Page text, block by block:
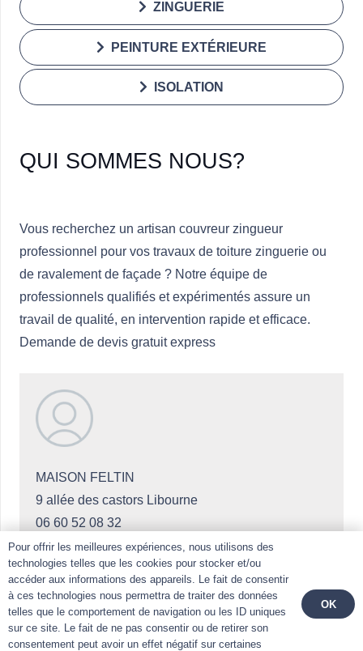
ZINGUERIE
PEINTURE EXTÉRIEURE
ISOLATION
QUI SOMMES NOUS?
Vous recherchez un artisan couvreur zingueur
professionnel pour vos travaux de toiture zinguerie ou
de ravalement de façade ? Notre équipe de
professionnels qualifiés et expérimentés assure un
travail de qualité, en intervention rapide et efficace.
Demande de devis gratuit express
MAISON FELTIN
9 allée des castors Libourne
06 60 52 08 32
✓ Immatriculé au RCS: 81503010100019
Dirigé par
Joy FELTIN
Pour offrir les meilleures expériences, nous utilisons des
technologies telles que les cookies pour stocker et/ou
accéder aux informations des appareils. Le fait de consentir
à ces technologies nous permettra de traiter des données
telles que le comportement de navigation ou les ID uniques
sur ce site. Le fait de ne pas consentir ou de retirer son
consentement peut avoir un effet négatif sur certaines
OK